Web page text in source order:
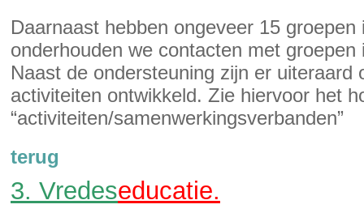
Daarnaast hebben ongeveer 15
onderhouden we contacten met
Naast de ondersteuning zijn er uiteraard
activiteiten ontwikkeld. Zie hiervoor het
“activiteiten/samenwerkingsverbanden”
terug
3. Vredeseducatie.